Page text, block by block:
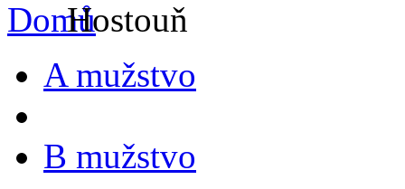
A mužstvo
B mužstvo